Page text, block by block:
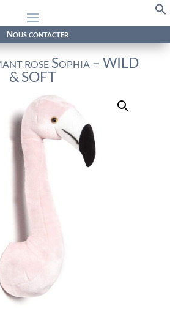
Nous contacter
rose Sophia – WILD
& SOFT